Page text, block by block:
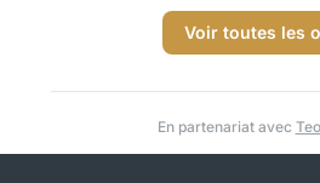
Voir toutes les
En partenariat avec